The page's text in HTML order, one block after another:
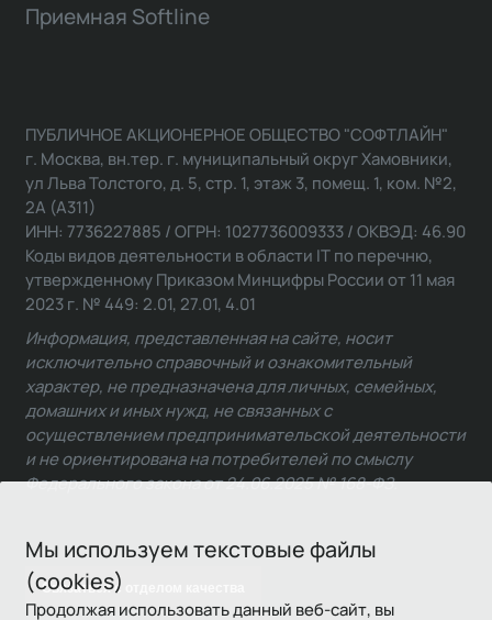
Мы используем текстовые файлы
(cookies)
Продолжая использовать данный веб-сайт, вы
Приемная Softline
Связаться с отделом качества
ПУБЛИЧНОЕ АКЦИОНЕРНОЕ ОБЩЕСТВО "СОФТЛАЙН"
г. Москва, вн.тер. г. муниципальный округ Хамовники,
ул Льва Толстого, д. 5, стр. 1, этаж 3, помещ. 1, ком. №2,
2А (А311)
ИНН: 7736227885 / ОГРН: 1027736009333 / ОКВЭД: 46.90
Коды видов деятельности в области IT по перечню,
утвержденному Приказом Минцифры России от 11 мая
2023 г. № 449: 2.01, 27.01, 4.01
Информация, представленная на сайте, носит
исключительно справочный и ознакомительный
характер, не предназначена для личных, семейных,
домашних и иных нужд, не связанных с
осуществлением предпринимательской деятельности
и не ориентирована на потребителей по смыслу
Федерального закона от 24.06.2025 № 168-ФЗ.